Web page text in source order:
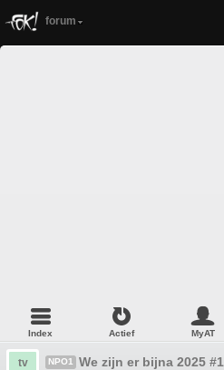
forum
Index Actief MyAT
tv NPO1 We zijn er bijna 2025 #1